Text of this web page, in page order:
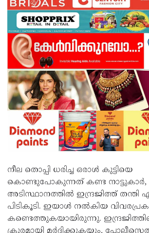
നീല തൊപ്പി ധരിച്ച ഒരാൾ കുട്ടിയെ
കൊണ്ടുപോകുന്നത് കണ്ട നാട്ടുകാർ,
അടിസ്ഥാനത്തിൽ ഇന്ദ്രജിത്ത് തന്തി
പിടികൂടി. ഇയാൾ നൽകിയ
കണ്ടെത്തുകയായിരുന്നു.
ക്രൂരമായി മർദ്ദിക്കുകയും,